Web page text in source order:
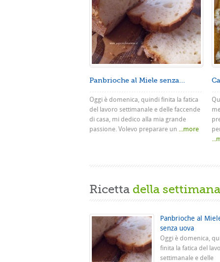
Panbrioche al Miele senza...
Oggi è domenica, quindi finita la fatica
del lavoro settimanale e delle faccende
di casa, mi dedico alla mia grande
passione. Volevo preparare un ...more
Ricetta della settimana
Panbrioche al
senza uova
Oggi è domenica,
finita la fatica del
settimanale e delle